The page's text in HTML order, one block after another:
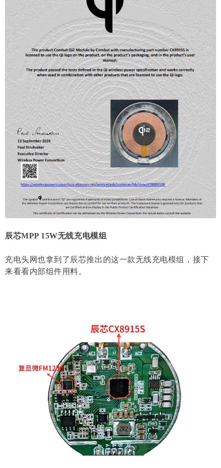
辰芯MPP 15W无线充电模组
充电头网也拿到了辰芯推出的这一款无线充电模组，接下
来看看内部组件用料。